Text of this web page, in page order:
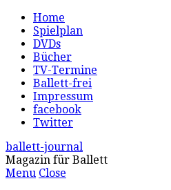
Home
Spielplan
DVDs
Bücher
TV-Termine
Ballett-frei
Impressum
facebook
Twitter
ballett-journal
Magazin für Ballett
Menu Close